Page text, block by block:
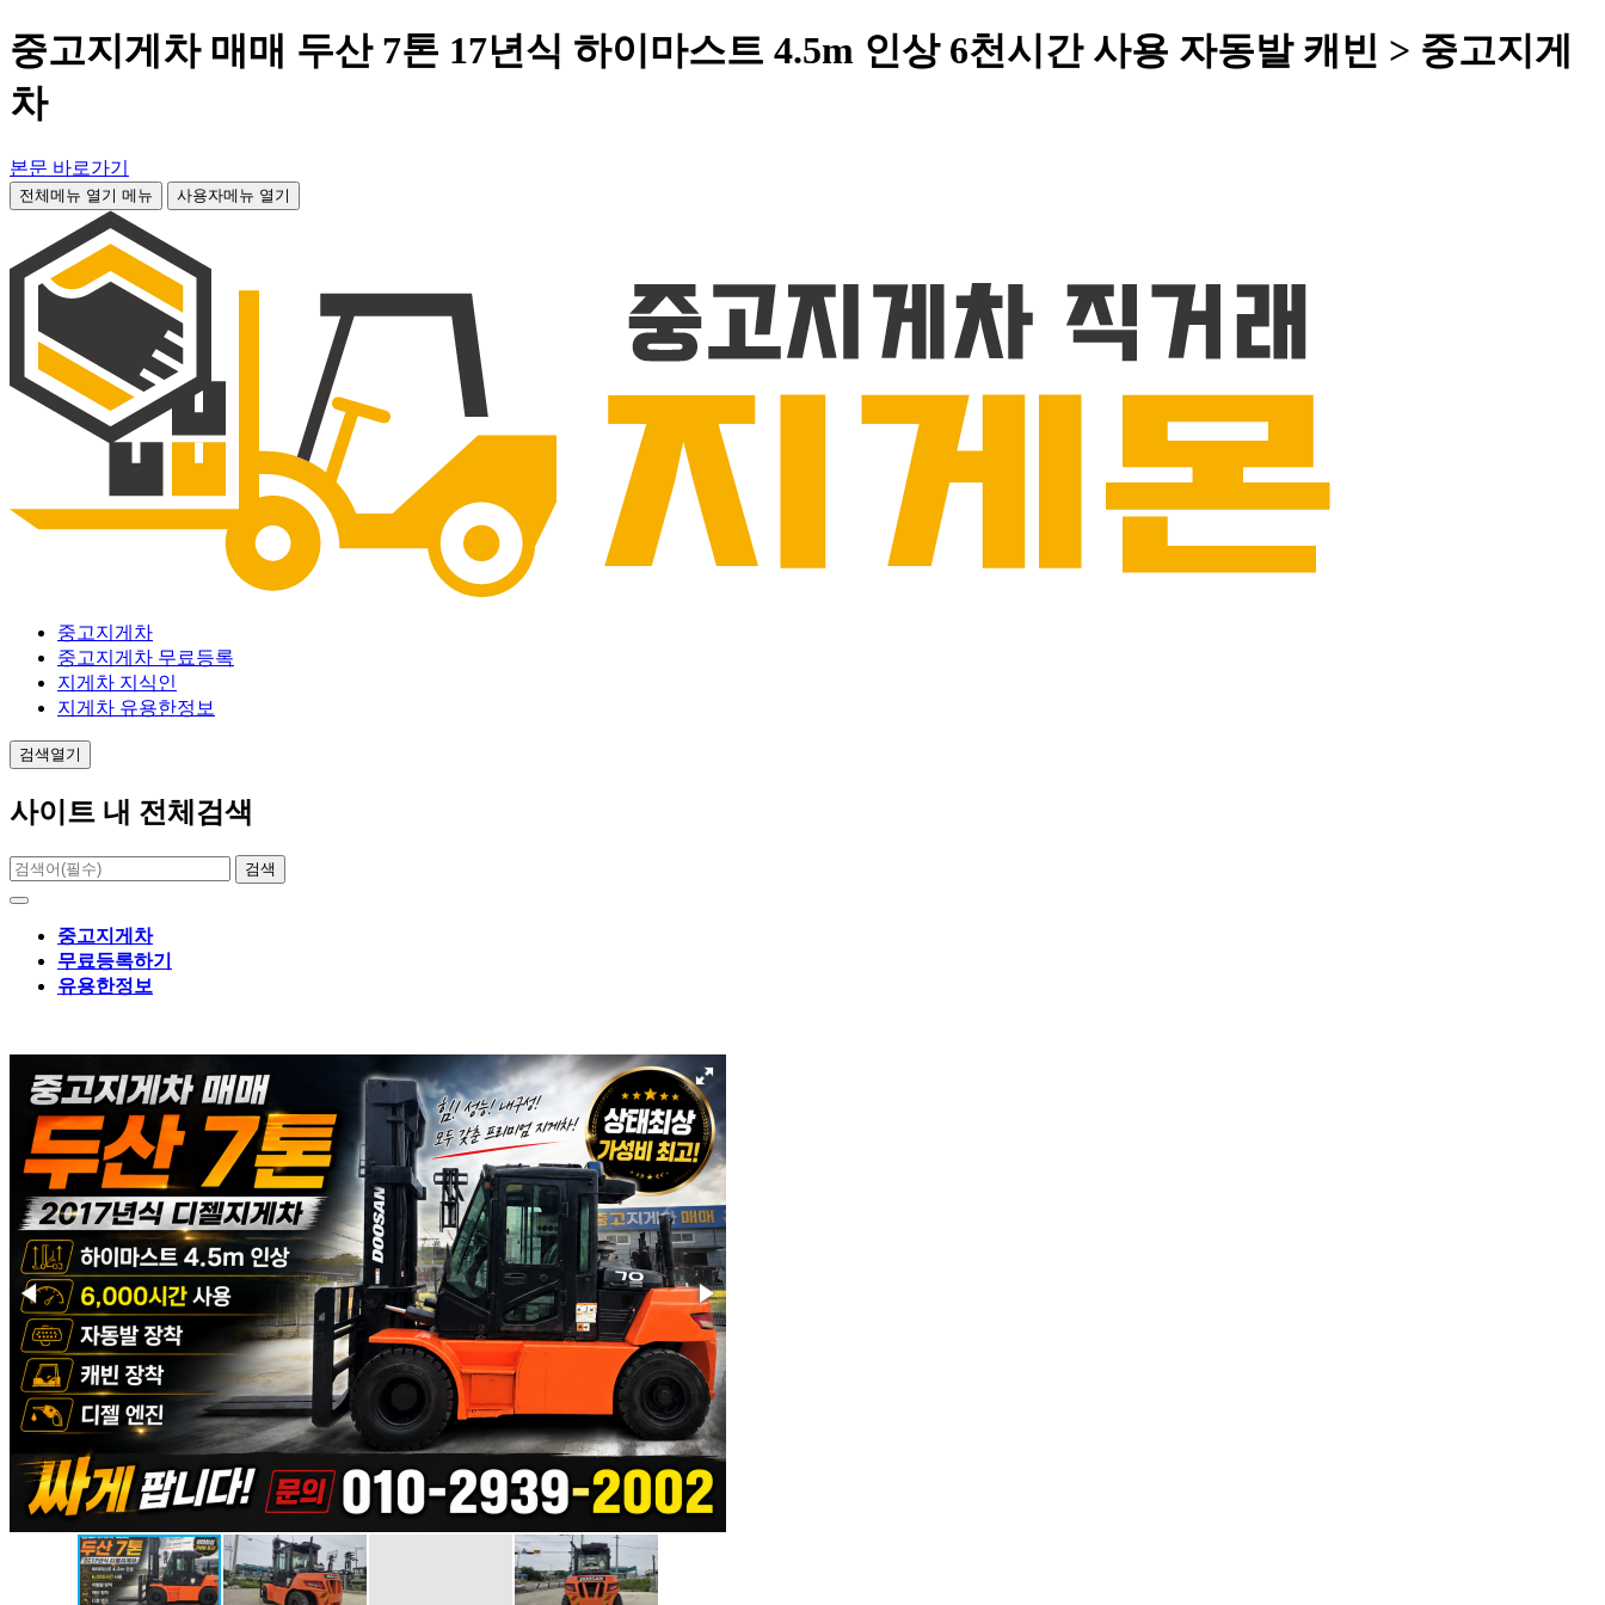
중고지게차 매매 두산 7톤 17년식 하이마스트 4.5m 인상 6천시간 사용 자동발 캐빈 > 중고지게
차
본문 바로가기
전체메뉴 열기 메뉴 사용자메뉴 열기
중고지게차
중고지게차 무료등록
지게차 지식인
지게차 유용한정보
검색열기
사이트 내 전체검색
검색
중고지게차
무료등록하기
유용한정보